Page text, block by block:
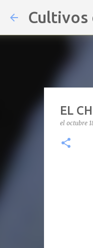
Cultivos
EL
el octubre